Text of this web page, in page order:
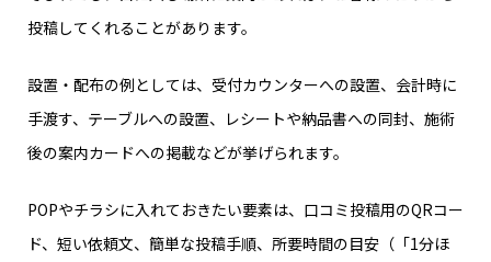
投稿してくれることがあります。
設置・配布の例としては、受付カウンターへの設置、会計時に
手渡す、テーブルへの設置、レシートや納品書への同封、施術
後の案内カードへの掲載などが挙げられます。
POPやチラシに入れておきたい要素は、口コミ投稿用のQRコー
ド、短い依頼文、簡単な投稿手順、所要時間の目安（「1分ほ